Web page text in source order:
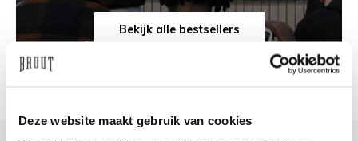
Deze website maakt gebruik van cookies
Bekijk alle bestsellers